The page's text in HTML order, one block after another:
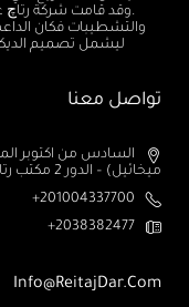
والتشطيبات فكان
ليشمل تصميم
تواصل معنا
ميخائيل) – الدور 2 مكتب رتاج
201004337700+
2038382477+
Info@ReitajDar.com